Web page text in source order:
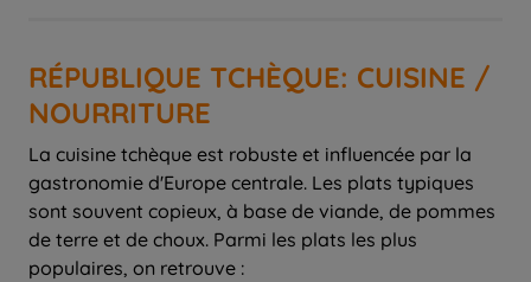
RÉPUBLIQUE TCHÈQUE: CUISINE /
NOURRITURE
La cuisine tchèque est robuste et influencée par la
gastronomie d'Europe centrale. Les plats typiques
sont souvent copieux, à base de viande, de pommes
de terre et de choux. Parmi les plats les plus
populaires, on retrouve :